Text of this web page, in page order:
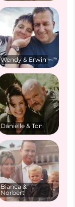
Wendy & Erwin
Daniëlle & Ton
Bianca &
Norbert